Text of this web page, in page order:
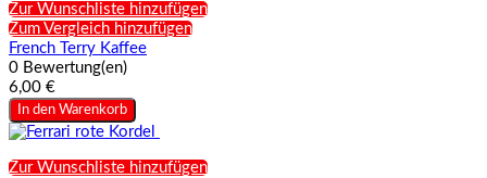
Zur Wunschliste hinzufügen
Zum Vergleich hinzufügen
French Terry Kaffee
0 Bewertung(en)
6,00 €
In den Warenkorb
Zur Wunschliste hinzufügen